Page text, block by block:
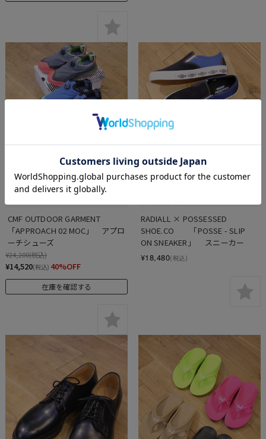
CMF OUTDOOR GARMENT
「APPROACH 02 MOC」　アプロ
ーチシューズ
¥24,200(税込)
¥14,520(税込) 40%OFF
在庫を確認する
SOLD OUT
RADIALL × POSSESSED
SHOE.CO　　「POSSE - SLIP
ON SNEAKER」　 スニーカー
¥18,480(税込)